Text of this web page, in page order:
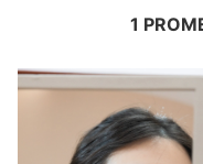
1